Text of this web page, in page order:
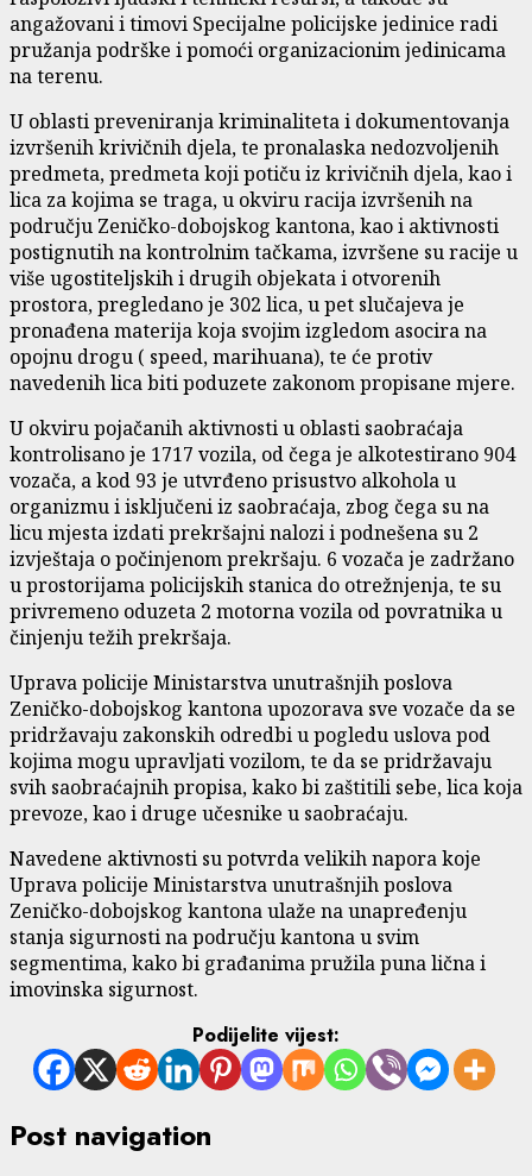
angažovani i timovi Specijalne policijske jedinice radi
pružanja podrške i pomoći organizacionim jedinicama
na terenu.
U oblasti preveniranja kriminaliteta i dokumentovanja
izvršenih krivičnih djela, te pronalaska nedozvoljenih
predmeta, predmeta koji potiču iz krivičnih djela, kao i
lica za kojima se traga, u okviru racija izvršenih na
području Zeničko-dobojskog kantona, kao i aktivnosti
postignutih na kontrolnim tačkama, izvršene su racije u
više ugostiteljskih i drugih objekata i otvorenih
prostora, pregledano je 302 lica, u pet slučajeva je
pronađena materija koja svojim izgledom asocira na
opojnu drogu ( speed, marihuana), te će protiv
navedenih lica biti poduzete zakonom propisane mjere.
U okviru pojačanih aktivnosti u oblasti saobraćaja
kontrolisano je 1717 vozila, od čega je alkotestirano 904
vozača, a kod 93 je utvrđeno prisustvo alkohola u
organizmu i isključeni iz saobraćaja, zbog čega su na
licu mjesta izdati prekršajni nalozi i podnešena su 2
izvještaja o počinjenom prekršaju. 6 vozača je zadržano
u prostorijama policijskih stanica do otrežnjenja, te su
privremeno oduzeta 2 motorna vozila od povratnika u
činjenju težih prekršaja.
Uprava policije Ministarstva unutrašnjih poslova
Zeničko-dobojskog kantona upozorava sve vozače da se
pridržavaju zakonskih odredbi u pogledu uslova pod
kojima mogu upravljati vozilom, te da se pridržavaju
svih saobraćajnih propisa, kako bi zaštitili sebe, lica koja
prevoze, kao i druge učesnike u saobraćaju.
Navedene aktivnosti su potvrda velikih napora koje
Uprava policije Ministarstva unutrašnjih poslova
Zeničko-dobojskog kantona ulaže na unapređenju
stanja sigurnosti na području kantona u svim
segmentima, kako bi građanima pružila puna lična i
imovinska sigurnost.
Podijelite vijest:
Post navigation